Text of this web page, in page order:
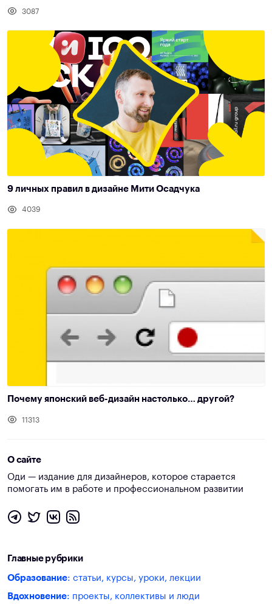
3087
9 личных правил в дизайне Мити Осадчука
4039
Почему японский веб-дизайн настолько… другой?
11313
О сайте
Оди — издание для дизайнеров, которое старается
помогать им в работе и профессиональном развитии
Главные рубрики
Образование: статьи, курсы, уроки, лекции
Вдохновение: проекты, коллективы и люди